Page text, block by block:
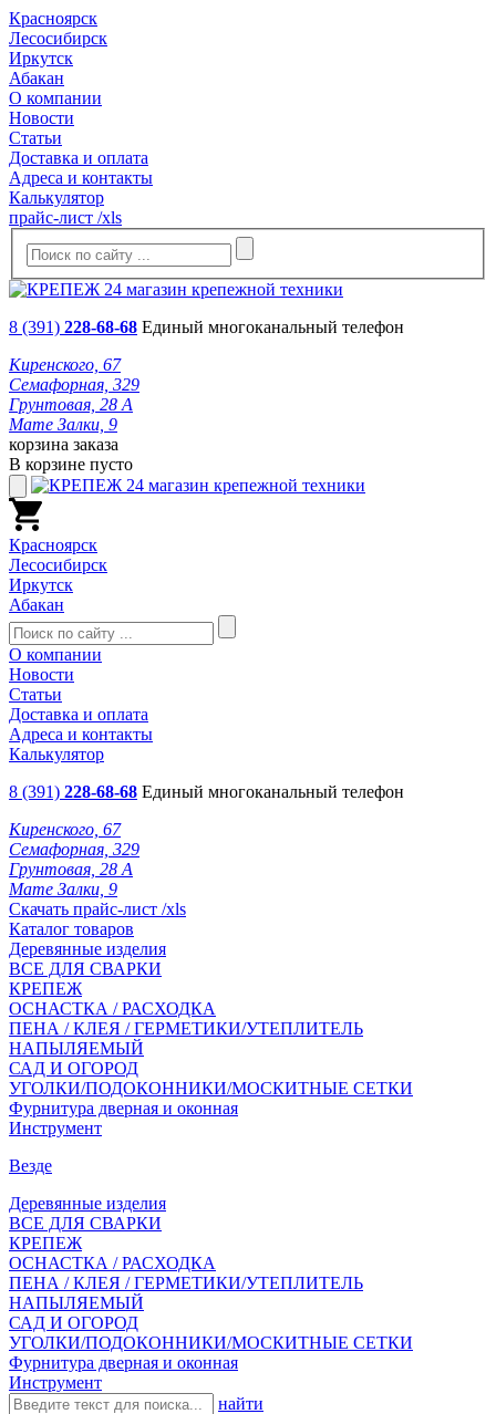
Красноярск
Лесосибирск
Иркутск
Абакан
О компании
Новости
Статьи
Доставка и оплата
Адреса и контакты
Калькулятор
прайс-лист /xls
8 (391) 228-68-68 Единый многоканальный телефон
Киренского, 67
Семафорная, 329
Грунтовая, 28 А
Мате Залки, 9
корзина заказа
В корзине пусто
Красноярск
Лесосибирск
Иркутск
Абакан
О компании
Новости
Статьи
Доставка и оплата
Адреса и контакты
Калькулятор
8 (391) 228-68-68 Единый многоканальный телефон
Киренского, 67
Семафорная, 329
Грунтовая, 28 А
Мате Залки, 9
Скачать прайс-лист /xls
Каталог товаров
Деревянные изделия
ВСЕ ДЛЯ СВАРКИ
КРЕПЕЖ
ОСНАСТКА / РАСХОДКА
ПЕНА / КЛЕЯ / ГЕРМЕТИКИ/УТЕПЛИТЕЛЬ
НАПЫЛЯЕМЫЙ
САД И ОГОРОД
УГОЛКИ/ПОДОКОННИКИ/МОСКИТНЫЕ СЕТКИ
Фурнитура дверная и оконная
Инструмент
Везде
Деревянные изделия
ВСЕ ДЛЯ СВАРКИ
КРЕПЕЖ
ОСНАСТКА / РАСХОДКА
ПЕНА / КЛЕЯ / ГЕРМЕТИКИ/УТЕПЛИТЕЛЬ
НАПЫЛЯЕМЫЙ
САД И ОГОРОД
УГОЛКИ/ПОДОКОННИКИ/МОСКИТНЫЕ СЕТКИ
Фурнитура дверная и оконная
Инструмент
найти